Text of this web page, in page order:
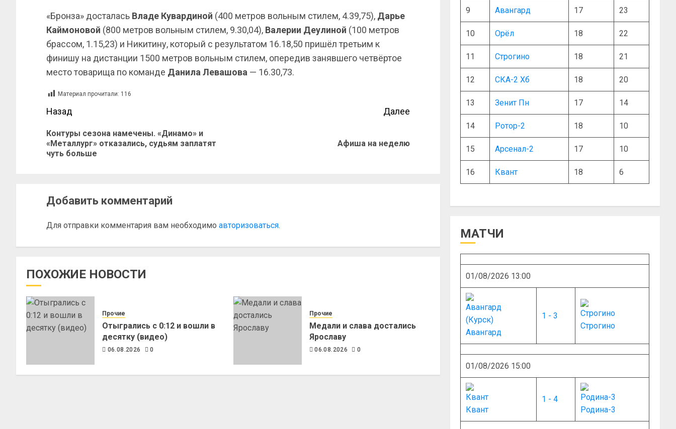
«Бронза» досталась Владе Кувардиной (400 метров вольным стилем, 4.39,75), Дарье
Каймоновой (800 метров вольным стилем, 9.30,04), Валерии Деулиной (100 метров
брассом, 1.15,23) и Никитину, который с результатом 16.18,50 пришёл третьим к
финишу на дистанции 1500 метров вольным стилем, опередив занявшего четвёртое
место товарища по команде Данила Левашова — 16.30,73.
Материал прочитали: 116
Назад
Контуры сезона намечены. «Динамо» и
«Металлург» отказались, судьям заплатят
чуть больше
Далее
Афиша на неделю
Добавить комментарий
Для отправки комментария вам необходимо авторизоваться.
ПОХОЖИЕ НОВОСТИ
Прочие
Отыгрались с 0:12 и вошли в
десятку (видео)
06.08.2026 0
Прочие
Медали и слава достались
Ярославу
06.08.2026 0
9 Авангард 17 23
10 Орёл 18 22
11 Строгино 18 21
12 СКА-2 Хб 18 20
13 Зенит Пн 17 14
14 Ротор-2 18 10
15 Арсенал-2 17 10
16 Квант 18 6
МАТЧИ
01/08/2026 13:00
Авангард
1 - 3
Строгино
01/08/2026 15:00
Квант
1 - 4
Родина-3